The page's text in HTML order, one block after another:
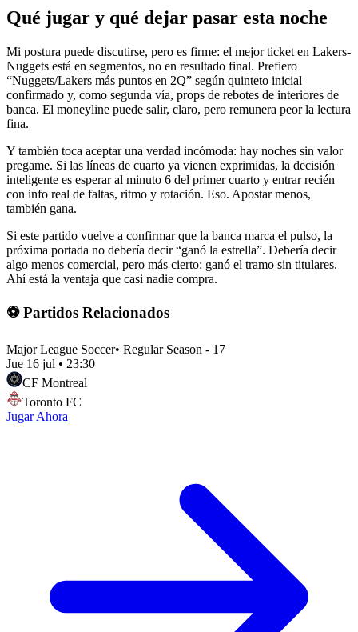
Qué jugar y qué dejar pasar esta noche
Mi postura puede discutirse, pero es firme: el mejor ticket en Lakers-
Nuggets está en segmentos, no en resultado final. Prefiero
“Nuggets/Lakers más puntos en 2Q” según quinteto inicial
confirmado y, como segunda vía, props de rebotes de interiores de
banca. El moneyline puede salir, claro, pero remunera peor la lectura
fina.
Y también toca aceptar una verdad incómoda: hay noches sin valor
pregame. Si las líneas de cuarto ya vienen exprimidas, la decisión
inteligente es esperar al minuto 6 del primer cuarto y entrar recién
con info real de faltas, ritmo y rotación. Eso. Apostar menos,
también gana.
Si este partido vuelve a confirmar que la banca marca el pulso, la
próxima portada no debería decir “ganó la estrella”. Debería decir
algo menos comercial, pero más cierto: ganó el tramo sin titulares.
Ahí está la ventaja que casi nadie compra.
⚽ Partidos Relacionados
Major League Soccer• Regular Season - 17
Jue 16 jul • 23:30
CF Montreal
Toronto FC
Jugar Ahora